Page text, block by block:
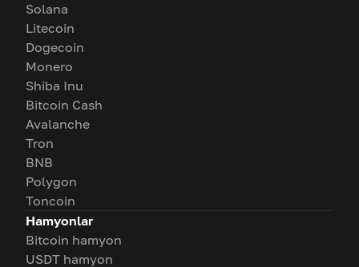
Solana
Litecoin
Dogecoin
Monero
Shiba Inu
Bitcoin Cash
Avalanche
Tron
BNB
Polygon
Toncoin
Hamyonlar
Bitcoin hamyon
USDT hamyon